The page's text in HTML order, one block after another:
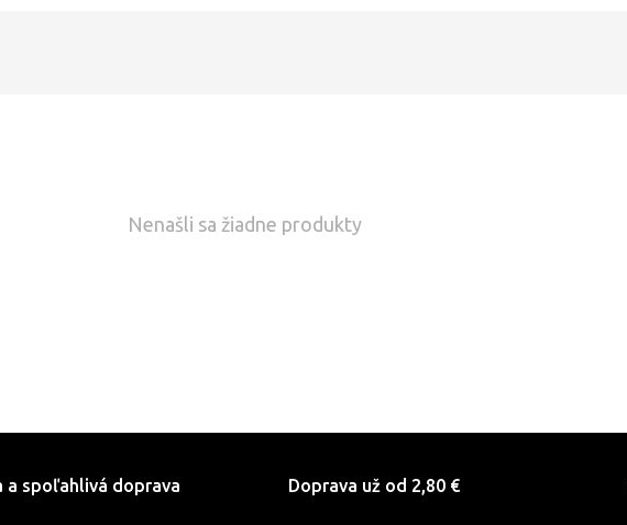
Nenašli sa žiadne produkty
a spoľahlivá doprava Doprava už od 2,80 €